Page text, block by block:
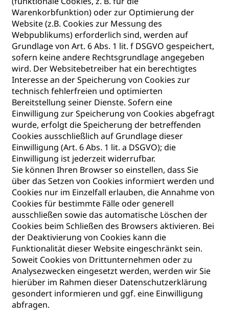
Warenkorbfunktion) oder zur Optimierung der
Website (z.B. Cookies zur Messung des
Webpublikums) erforderlich sind, werden auf
Grundlage von Art. 6 Abs. 1 lit. f DSGVO gespeichert,
sofern keine andere Rechtsgrundlage angegeben
wird. Der Websitebetreiber hat ein berechtigtes
Interesse an der Speicherung von Cookies zur
technisch fehlerfreien und optimierten
Bereitstellung seiner Dienste. Sofern eine
Einwilligung zur Speicherung von Cookies abgefragt
wurde, erfolgt die Speicherung der betreffenden
Cookies ausschließlich auf Grundlage dieser
Einwilligung (Art. 6 Abs. 1 lit. a DSGVO); die
Einwilligung ist jederzeit widerrufbar.
Sie können Ihren Browser so einstellen, dass Sie
über das Setzen von Cookies informiert werden und
Cookies nur im Einzelfall erlauben, die Annahme von
Cookies für bestimmte Fälle oder generell
ausschließen sowie das automatische Löschen der
Cookies beim Schließen des Browsers aktivieren. Bei
der Deaktivierung von Cookies kann die
Funktionalität dieser Website eingeschränkt sein.
Soweit Cookies von Drittunternehmen oder zu
Analysezwecken eingesetzt werden, werden wir Sie
hierüber im Rahmen dieser Datenschutzerklärung
gesondert informieren und ggf. eine Einwilligung
abfragen.